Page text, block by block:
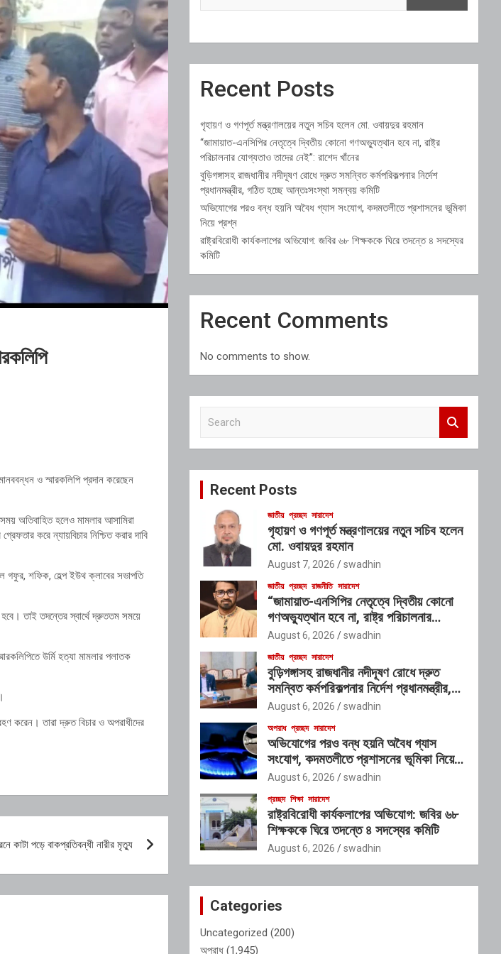
ও স্মারকলিপি প্রদান করেছেন
অতিবাহিত হলেও মামলার আসামিরা
করে ন্যায়বিচার নিশ্চিত করার দাবি
গফুর, শফিক, হেল্প ইউথ ক্লাবের সভাপতি
তাই তদন্তের স্বার্থে দ্রুততম সময়ে
উর্মি হত্যা মামলার পলাতক
করেন। তারা দ্রুত বিচার ও অপরাধীদের
কাটা পড়ে বাকপ্রতিবন্ধী নারীর মৃত্যু
Recent Posts
গৃহায়ণ ও গণপূর্ত মন্ত্রণালয়ের নতুন সচিব হলেন মো. ওবায়দুর রহমান
“জামায়াত-এনসিপির নেতৃত্বে দ্বিতীয় কোনো গণঅভ্যুত্থান হবে না, রাষ্ট্র
পরিচালনার যোগ্যতাও তাদের নেই”: রাশেদ খাঁনের
বুড়িগঙ্গাসহ রাজধানীর নদীদূষণ রোধে দ্রুত সমন্বিত কর্মপরিকল্পনার নির্দেশ
প্রধানমন্ত্রীর, গঠিত হচ্ছে আন্তঃসংস্থা সমন্বয় কমিটি
অভিযোগের পরও বন্ধ হয়নি অবৈধ গ্যাস সংযোগ, কদমতলীতে প্রশাসনের ভূমিকা
নিয়ে প্রশ্ন
রাষ্ট্রবিরোধী কার্যকলাপের অভিযোগ: জবির ৬৮ শিক্ষককে ঘিরে তদন্তে ৪ সদস্যের
কমিটি
Recent Comments
No comments to show.
c
Recent Posts
জাতীয় প্রচ্ছদ সারাদেশ
গৃহায়ণ ও গণপূর্ত মন্ত্রণালয়ের নতুন সচিব হলেন
মো. ওবায়দুর রহমান
August 7, 2026 swadhin
জাতীয় প্রচ্ছদ রাজনীতি সারাদেশ
“জামায়াত-এনসিপির নেতৃত্বে দ্বিতীয় কোনো
গণঅভ্যুত্থান হবে না, রাষ্ট্র পরিচালনার
যোগ্যতাও তাদের নেই”: রাশেদ খাঁনের
August 6, 2026 swadhin
জাতীয় প্রচ্ছদ সারাদেশ
বুড়িগঙ্গাসহ রাজধানীর নদীদূষণ রোধে দ্রুত
সমন্বিত কর্মপরিকল্পনার নির্দেশ প্রধানমন্ত্রীর,
গঠিত হচ্ছে আন্তঃসংস্থা সমন্বয় কমিটি
August 6, 2026 swadhin
অপরাধ প্রচ্ছদ সারাদেশ
অভিযোগের পরও বন্ধ হয়নি অবৈধ গ্যাস
সংযোগ, কদমতলীতে প্রশাসনের ভূমিকা নিয়ে
প্রশ্ন
August 6, 2026 swadhin
প্রচ্ছদ শিক্ষা সারাদেশ
রাষ্ট্রবিরোধী কার্যকলাপের অভিযোগ: জবির ৬৮
শিক্ষককে ঘিরে তদন্তে ৪ সদস্যের কমিটি
August 6, 2026 swadhin
Categories
Uncategorized (200)
অপরাধ (1,945)